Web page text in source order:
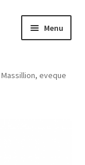
Menu
eveque